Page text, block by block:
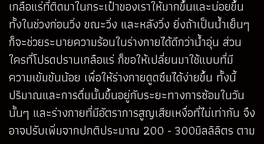
เกลือแร่ที่ติดมาในกระเป๋าของเราให้มากขึ้นและบ่อยขึ้น
ทั้งในช่วงก่อนวิ่ง ขณะวิ่ง และหลังวิ่ง ยิ่งถ้าเป็นน้ำเย็นๆ
ก็จะช่วยระบายความร้อนในร่างกายได้ดีกว่าน้ำอุ่น ส่วน
ใครที่โปรดปรานเกลือแร่ ก็ขอให้เปลี่ยนมาใช้แบบที่มี
ความเข้มข้นน้อย เพื่อให้ร่างกายดูดซึมได้ง่ายขึ้น ทั้งนี้
ปริมาณและการดื่มนั้นขึ้นอยู่กับระยะทางการซ้อมในวัน
นั้นๆ และร่างกายที่มีอัตราการสูญเสียเหงื่อที่ไม่เท่ากัน จึง
อาจปรับเพิ่มจากปกติประมาณ 200 - 300มิลลิลิตร ตาม